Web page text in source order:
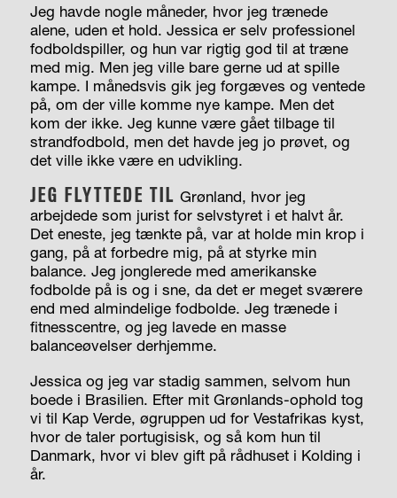
Jeg havde nogle måneder, hvor jeg trænede
alene, uden et hold. Jessica er selv professionel
fodboldspiller, og hun var rigtig god til at træne
med mig. Men jeg ville bare gerne ud at spille
kampe. I månedsvis gik jeg forgæves og ventede
på, om der ville komme nye kampe. Men det
kom der ikke. Jeg kunne være gået tilbage til
strandfodbold, men det havde jeg jo prøvet, og
det ville ikke være en udvikling.
JEG FLYTTEDE TIL Grønland, hvor jeg
arbejdede som jurist for selvstyret i et halvt år.
Det eneste, jeg tænkte på, var at holde min krop i
gang, på at forbedre mig, på at styrke min
balance. Jeg jonglerede med amerikanske
fodbolde på is og i sne, da det er meget sværere
end med almindelige fodbolde. Jeg trænede i
fitnesscentre, og jeg lavede en masse
balanceøvelser derhjemme.
Jessica og jeg var stadig sammen, selvom hun
boede i Brasilien. Efter mit Grønlands-ophold tog
vi til Kap Verde, øgruppen ud for Vestafrikas kyst,
hvor de taler portugisisk, og så kom hun til
Danmark, hvor vi blev gift på rådhuset i Kolding i
år.